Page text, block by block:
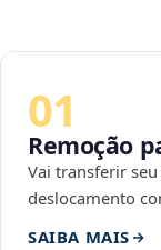
01
Remoção
Vai transferir
deslocamento
SAIBA MAIS